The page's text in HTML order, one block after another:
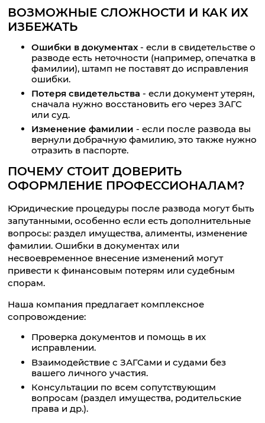
ВОЗМОЖНЫЕ СЛОЖНОСТИ И КАК ИХ
ИЗБЕЖАТЬ
Ошибки в документах - если в свидетельстве о
разводе есть неточности (например, опечатка в
фамилии), штамп не поставят до исправления
ошибки.
Потеря свидетельства - если документ утерян,
сначала нужно восстановить его через ЗАГС
или суд.
Изменение фамилии - если после развода вы
вернули добрачную фамилию, это также нужно
отразить в паспорте.
ПОЧЕМУ СТОИТ ДОВЕРИТЬ
ОФОРМЛЕНИЕ ПРОФЕССИОНАЛАМ?
Юридические процедуры после развода могут быть
запутанными, особенно если есть дополнительные
вопросы: раздел имущества, алименты, изменение
фамилии. Ошибки в документах или
несвоевременное внесение изменений могут
привести к финансовым потерям или судебным
спорам.
Наша компания предлагает комплексное
сопровождение:
Проверка документов и помощь в их
исправлении.
Взаимодействие с ЗАГСами и судами без
вашего личного участия.
Консультации по всем сопутствующим
вопросам (раздел имущества, родительские
права и др.).